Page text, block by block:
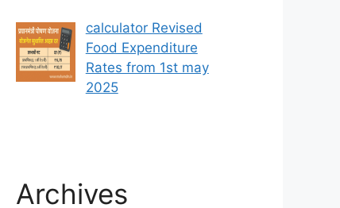
calculator Revised
Food Expenditure
Rates from 1st may
2025
Archives